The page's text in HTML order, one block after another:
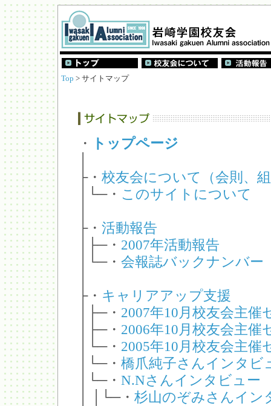
Top > サイトマップ
・
トップページ
├・ 校友会について（会則、
│└─・ このサイトについて
├・ 活動報告
│├─・ 2007年活動報告
│└─・ 会報誌バックナンバー
├・ キャリアアップ支援
│├─・ 2007年10月校友会主催
│├─・ 2006年10月校友会主催
│└─・ 2005年10月校友会主催
│└─・ 橋爪純子さんインタビ
│└─・ N.Nさんインタビュー
│ │└─・ 杉山のぞみさんイン